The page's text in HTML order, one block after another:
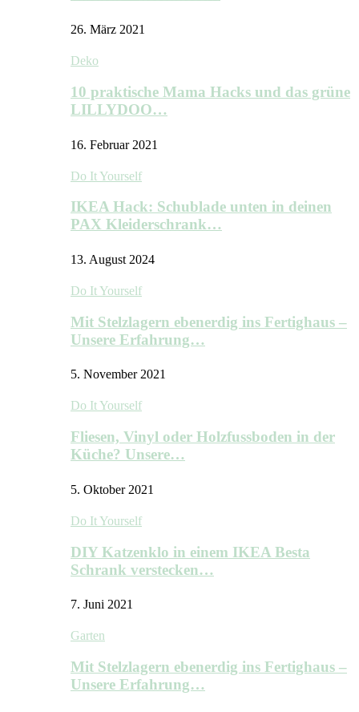
26. März 2021
Deko
10 praktische Mama Hacks und das grüne
LILLYDOO…
16. Februar 2021
Do It Yourself
IKEA Hack: Schublade unten in deinen
PAX Kleiderschrank…
13. August 2024
Do It Yourself
Mit Stelzlagern ebenerdig ins Fertighaus –
Unsere Erfahrung…
5. November 2021
Do It Yourself
Fliesen, Vinyl oder Holzfussboden in der
Küche? Unsere…
5. Oktober 2021
Do It Yourself
DIY Katzenklo in einem IKEA Besta
Schrank verstecken…
7. Juni 2021
Garten
Mit Stelzlagern ebenerdig ins Fertighaus –
Unsere Erfahrung…